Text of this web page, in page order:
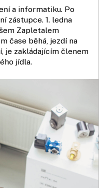
a informatiku. Po
zástupce. 1. ledna
Zapletalem
čase běhá, jezdí na
je zakládajícím členem
jídla.